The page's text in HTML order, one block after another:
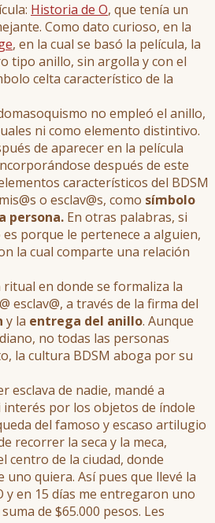
Historia de O, que tenía un
Como dato curioso, en la
, en la cual se basó la película, la
tipo anillo, sin argolla y con el
celta característico de la
no empleó el anillo,
ni como elemento distintivo.
de aparecer en la película
después de este
característicos del BDSM
o esclav@s, como símbolo
persona. En otras palabras, si
porque le pertenece a alguien,
la cual comparte una relación
ritual en donde se formaliza la
esclav@, a través de la firma del
y la entrega del anillo. Aunque
no todas las personas
la cultura BDSM aboga por su
esclava de nadie, mandé a
por los objetos de índole
del famoso y escaso artilugio
recorrer la seca y la meca,
centro de la ciudad, donde
quiera. Así pues que llevé la
y en 15 días me entregaron uno
de $65.000 pesos. Les